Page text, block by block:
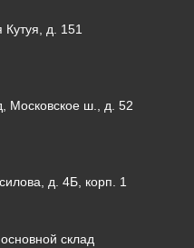
Кутуя, д. 151
Московское ш., д. 52
д. 4Б, корп. 1
склад